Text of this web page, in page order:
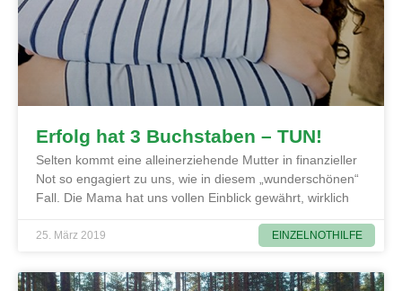
EINZELNOTHILFE
Erfolg hat 3 Buchstaben – TUN!
Selten kommt eine alleinerziehende Mutter in finanzieller
Not so engagiert zu uns, wie in diesem „wunderschönen“
Fall. Die Mama hat uns vollen Einblick gewährt, wirklich
25. März 2019